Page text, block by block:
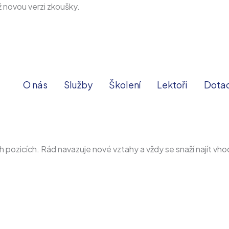
novou verzi zkoušky.
O nás Služby Školení Lektoři
Rád navazuje nové vztahy a vždy se snaží najít